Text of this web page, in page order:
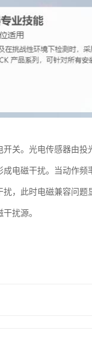
关。光电传感器由投
电磁干扰。当动作
，此时电磁兼容问
扰源。